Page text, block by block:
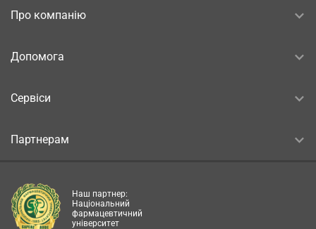
Про компанію
Допомога
Сервіси
Партнерам
Наш партнер:
Національний
фармацевтичний
університет